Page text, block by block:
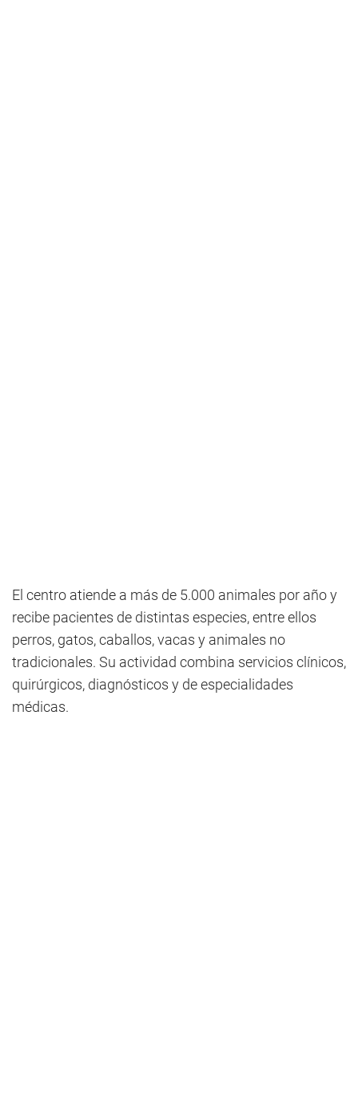
El centro atiende a más de 5.000 animales por año y
recibe pacientes de distintas especies, entre ellos
perros, gatos, caballos, vacas y animales no
tradicionales. Su actividad combina servicios clínicos,
quirúrgicos, diagnósticos y de especialidades
médicas.